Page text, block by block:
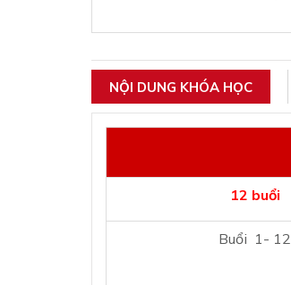
NỘI DUNG KHÓA HỌC
12 buổi
Buổi 1- 12